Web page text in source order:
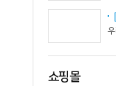
쇼핑몰